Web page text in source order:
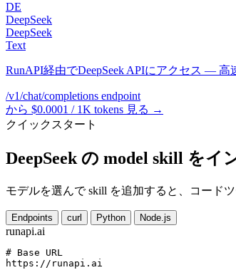
DE
DeepSeek
DeepSeek
Text
RunAPI経由でDeepSeek APIにアクセス —
/v1/chat/completions endpoint
から $0.0001 / 1K tokens 見る →
クイックスタート
DeepSeek の model skill をイ
モデルを選んで skill を追加すると、コード
Endpoints curl Python Node.js
runapi.ai
# Base URL
https://runapi.ai